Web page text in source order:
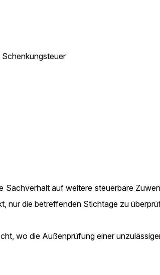
Sachverhalt auf weitere steuerbare
nur die betreffenden Stichtage zu
wo die Außenprüfung einer